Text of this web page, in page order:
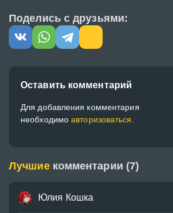
Поделись с друзьями:
Оставить комментарий
Для добавления комментария
необходимоавторизоваться.
Лучшие комментарии (7)
Юлия Кошка